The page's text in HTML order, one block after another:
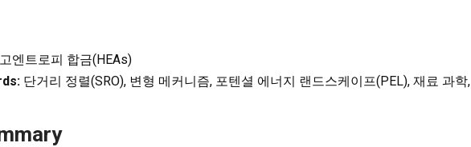
고엔트로피 합금(HEAs)
단거리 정렬(SRO), 변형 메커니즘, 포텐셜 에너지 랜드스케이프(PEL), 재료 과학,